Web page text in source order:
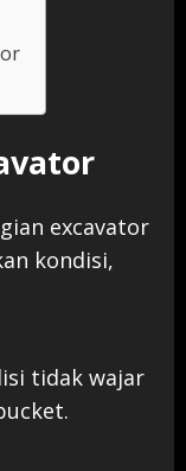
excavator
kondisi,
tidak wajar